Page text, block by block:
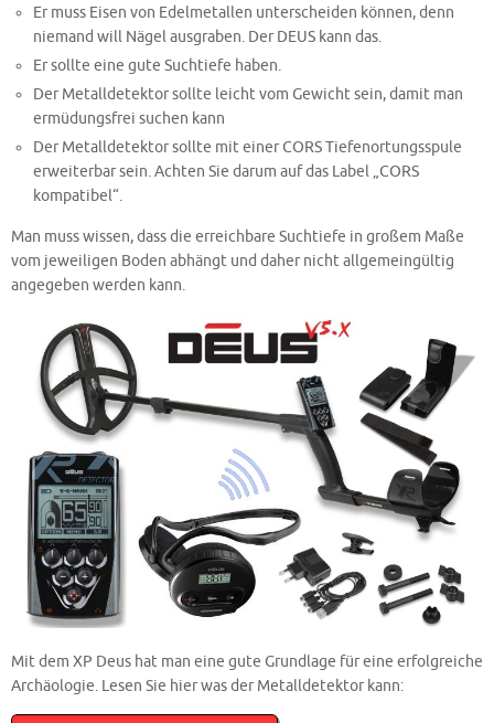
Er muss Eisen von Edelmetallen unterscheiden können, denn
niemand will Nägel ausgraben. Der DEUS kann das.
Er sollte eine gute Suchtiefe haben.
Der Metalldetektor sollte leicht vom Gewicht sein, damit man
ermüdungsfrei suchen kann
Der Metalldetektor sollte mit einer CORS Tiefenortungsspule
erweiterbar sein. Achten Sie darum auf das Label „CORS
kompatibel“.
Man muss wissen, dass die erreichbare Suchtiefe in großem Maße
vom jeweiligen Boden abhängt und daher nicht allgemeingültig
angegeben werden kann.
Mit dem XP Deus hat man eine gute Grundlage für eine erfolgreiche
Archäologie. Lesen Sie hier was der Metalldetektor kann: